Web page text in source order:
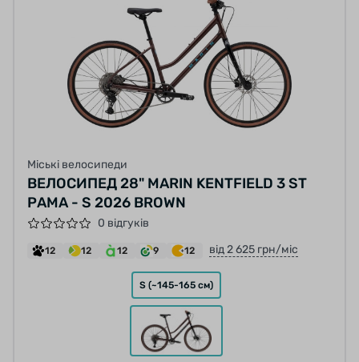
Міські велосипеди
ВЕЛОСИПЕД 28" MARIN KENTFIELD 3 ST
РАМА - S 2026 BROWN
0 відгуків
12 12 12 9 12 від 2 625 грн/міс
S (~145-165 см)